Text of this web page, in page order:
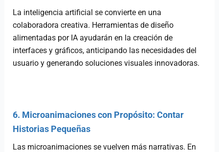
La inteligencia artificial se convierte en una
colaboradora creativa. Herramientas de diseño
alimentadas por IA ayudarán en la creación de
interfaces y gráficos, anticipando las necesidades del
usuario y generando soluciones visuales innovadoras.
6. Microanimaciones con Propósito: Contar
Historias Pequeñas
Las microanimaciones se vuelven más narrativas. En